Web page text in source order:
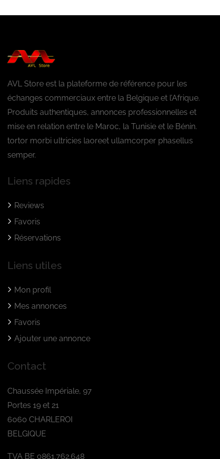
AVL Store est la plateforme de référence pour les
échanges commerciaux entre la Belgique et l’Afrique.
Produits authentiques, annonces professionnelles et
mise en relation entre le Maroc, la Tunisie et le Bénin.
tortor morbi ultricies laoreet ullamcorper phasellus
semper.
Liens rapides
Reviews
Favoris
Réservations
Liens utiles
Mon profil
Mes annonces
Favoris
Ajouter une annonce
Contact
Chaussée Impériale, 97
Portes 19 et 21
6060 CHARLEROI
BELGIQUE
TVA BE 0861.762.648